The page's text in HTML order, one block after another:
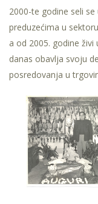
2000-te godine seli
preduzećima u
a od 2005. godine živi
danas obavlja svoju
posredovanja u